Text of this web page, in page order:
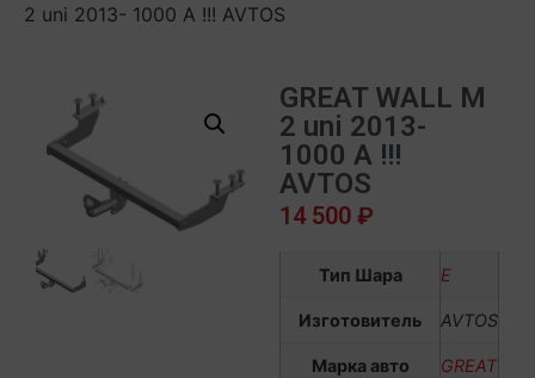
2 uni 2013- 1000 A !!! AVTOS
GREAT WALL M
2 uni 2013-
1000 A !!!
AVTOS
14 500 ₽
Тип Шара E
Изготовитель AVTOS
Марка авто
GREAT